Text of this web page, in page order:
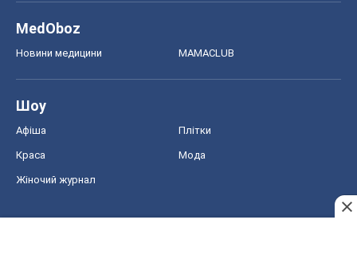
MedOboz
Новини медицини MAMACLUB
Шоу
Афіша Плітки
Краса Мода
Жіночий журнал